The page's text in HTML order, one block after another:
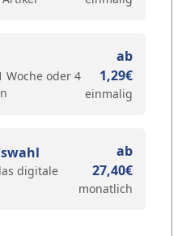
Woche oder 4
ab
1,29€
einmalig
digitale
ab
27,40€
monatlich